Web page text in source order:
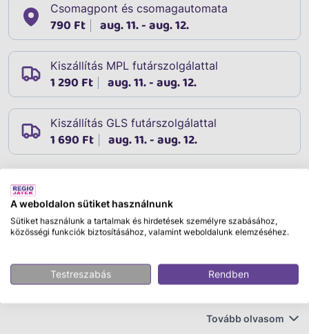
Csomagpont és csomagautomata
790 Ft aug. 11. - aug. 12.
Kiszállítás MPL futárszolgálattal
1 290 Ft aug. 11. - aug. 12.
Kiszállítás GLS futárszolgálattal
1 690 Ft aug. 11. - aug. 12.
Leírás
LEGO Speed Champions 77260 Halálos iramban
Ezzel a LEGO® Speed Champions Halálos iramban
autórajongók megépíthetik, kiállíthatják és eljátszhatják
Tovább olvasom
A weboldalon sütiket használnunk
Sütiket használunk a tartalmak és hirdetések személyre szabásához,
közösségi funkciók biztosításához, valamint weboldalunk elemzéséhez.
Testreszabás Rendben